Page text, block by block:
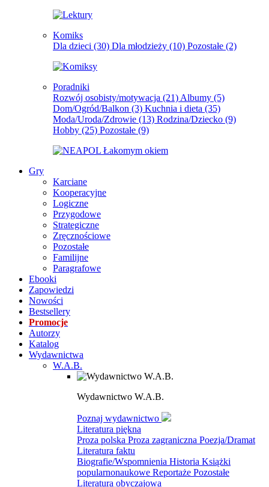
Komiks
Dla dzieci (30) Dla młodzieży (10) Pozostałe (2)
Poradniki
Rozwój osobisty/motywacja (21) Albumy (5)
Dom/Ogród/Balkon (3) Kuchnia i dieta (35)
Moda/Uroda/Zdrowie (13) Rodzina/Dziecko (9)
Hobby (25) Pozostałe (9)
Gry
Karciane
Kooperacyjne
Logiczne
Przygodowe
Strategiczne
Zręcznościowe
Pozostałe
Familijne
Paragrafowe
Ebooki
Zapowiedzi
Nowości
Bestsellery
Promocje
Autorzy
Katalog
Wydawnictwa
W.A.B.
Wydawnictwo W.A.B.
Poznaj wydawnictwo
Literatura piękna
Proza polska Proza zagraniczna Poezja/Dramat
Literatura faktu
Biografie/Wspomnienia Historia Książki
popularnonaukowe Reportaże Pozostałe
Literatura obyczajowa